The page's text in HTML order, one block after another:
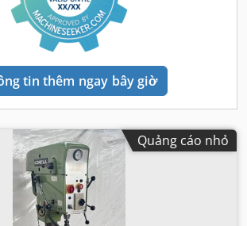
tin thêm ngay bây giờ
Quảng cáo nhỏ